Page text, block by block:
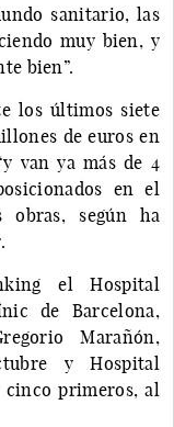
sanitario, las
muy bien, y
bien”.
los últimos siete
de euros en
van ya más de 4
en el
obras, según ha
el Hospital
de Barcelona,
Marañón,
y Hospital
cinco primeros, al